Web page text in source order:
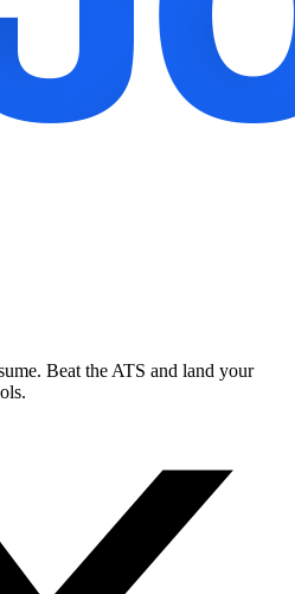
Beat the ATS and land your